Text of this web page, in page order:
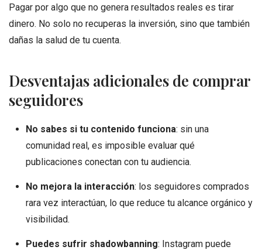
Pagar por algo que no genera resultados reales es tirar
dinero. No solo no recuperas la inversión, sino que también
dañas la salud de tu cuenta.
Desventajas adicionales de comprar
seguidores
No sabes si tu contenido funciona: sin una
comunidad real, es imposible evaluar qué
publicaciones conectan con tu audiencia.
No mejora la interacción: los seguidores comprados
rara vez interactúan, lo que reduce tu alcance orgánico y
visibilidad.
Puedes sufrir shadowbanning: Instagram puede